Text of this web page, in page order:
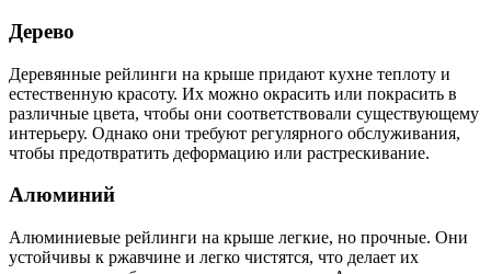
Дерево
Деревянные рейлинги на крыше придают кухне теплоту и
естественную красоту. Их можно окрасить или покрасить в
различные цвета, чтобы они соответствовали существующему
интерьеру. Однако они требуют регулярного обслуживания,
чтобы предотвратить деформацию или растрескивание.
Алюминий
Алюминиевые рейлинги на крыше легкие, но прочные. Они
устойчивы к ржавчине и легко чистятся, что делает их